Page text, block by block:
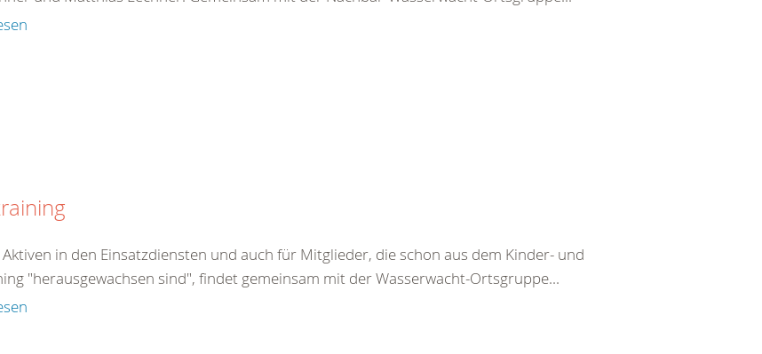
in den Einsatzdiensten und auch für Mitglieder, die schon aus dem Kinder- und
"herausgewachsen sind", findet gemeinsam mit der Wasserwacht-Ortsgruppe...